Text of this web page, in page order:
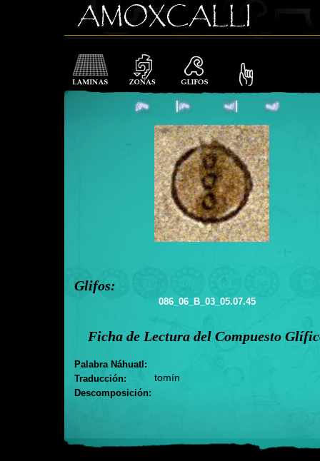
Glifos:
086_06_B_03_05.07.45
Ficha de Lectura del Compuesto
Palabra Náhuatl:
Traducción:
tomín
Descomposición: